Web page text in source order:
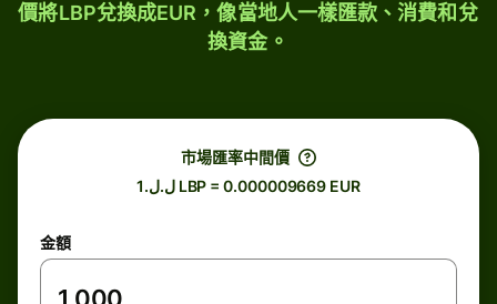
價將LBP兌換成EUR，像當地人一樣匯款、消費和兌
換資金。
市場匯率中間價
ل.ل.1 LBP = 0.000009669 EUR
金額